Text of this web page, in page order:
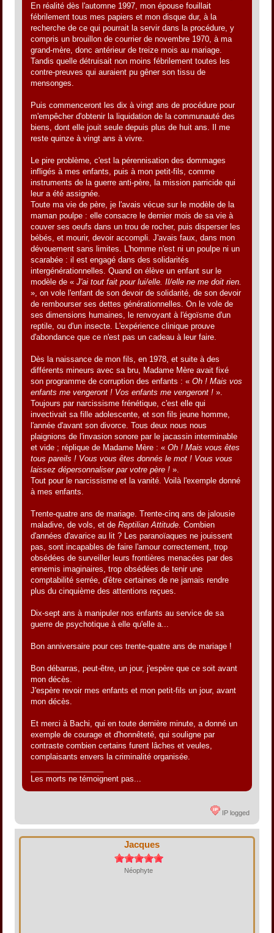
En réalité dès l'automne 1997, mon épouse fouillait
fébrilement tous mes papiers et mon disque dur, à la
recherche de ce qui pourrait la servir dans la procédure, y
compris un brouillon de courrier de novembre 1970, à ma
grand-mère, donc antérieur de treize mois au mariage.
Tandis quelle détruisait non moins fébrilement toutes les
contre-preuves qui auraient pu gêner son tissu de
mensonges.
Puis commenceront les dix à vingt ans de procédure pour
m'empêcher d'obtenir la liquidation de la communauté des
biens, dont elle jouit seule depuis plus de huit ans. Il me
reste quinze à vingt ans à vivre.
Le pire problème, c'est la pérennisation des dommages
infligés à mes enfants, puis à mon petit-fils, comme
instruments de la guerre anti-père, la mission parricide qui
leur a été assignée.
Toute ma vie de père, je l'avais vécue sur le modèle de la
maman poulpe : elle consacre le dernier mois de sa vie à
couver ses oeufs dans un trou de rocher, puis disperser les
bébés, et mourir, devoir accompli. J'avais faux, dans mon
dévouement sans limites. L'homme n'est ni un poulpe ni un
scarabée : il est engagé dans des solidarités
intergénérationnelles. Quand on élève un enfant sur le
modèle de «J'ai tout fait pour lui/elle. Il/elle ne me doit rien.
», on vole l'enfant de son devoir de solidarité, de son devoir
de rembourser ses dettes générationnelles. On le vole de
ses dimensions humaines, le renvoyant à l'égoïsme d'un
reptile, ou d'un insecte. L'expérience clinique prouve
d'abondance que ce n'est pas un cadeau à leur faire.
Dès la naissance de mon fils, en 1978, et suite à des
différents mineurs avec sa bru, Madame Mère avait fixé
son programme de corruption des enfants : «Oh ! Mais vos
enfants me vengeront ! Vos enfants me vengeront ! ».
Toujours par narcissisme frénétique, c'est elle qui
invectivait sa fille adolescente, et son fils jeune homme,
l'année d'avant son divorce. Tous deux nous nous
plaignions de l'invasion sonore par le jacassin interminable
et vide ; réplique de Madame Mère : «Oh ! Mais vous êtes
tous pareils ! Vous vous êtes donnés le mot ! Vous vous
laissez dépersonnaliser par votre père ! ».
Tout pour le narcissisme et la vanité. Voilà l'exemple donné
à mes enfants.
Trente-quatre ans de mariage. Trente-cinq ans de jalousie
maladive, de vols, et deReptilian Attitude . Combien
d'années d'avarice au lit ? Les paranoïaques ne jouissent
pas, sont incapables de faire l'amour correctement, trop
obsédées de surveiller leurs frontières menacées par des
ennemis imaginaires, trop obsédées de tenir une
comptabilité serrée, d'être certaines de ne jamais rendre
plus du cinquième des attentions reçues.
Dix-sept ans à manipuler nos enfants au service de sa
guerre de psychotique à elle qu'elle a...
Bon anniversaire pour ces trente-quatre ans de mariage !
Bon débarras, peut-être, un jour, j'espère que ce soit avant
mon décès.
J'espère revoir mes enfants et mon petit-fils un jour, avant
mon décès.
Et merci à Bachi, qui en toute dernière minute, a donné un
exemple de courage et d'honnêteté, qui souligne par
contraste combien certains furent lâches et veules,
complaisants envers la criminalité organisée.
Les morts ne témoignent pas...
IP logged
Jacques
Néophyte